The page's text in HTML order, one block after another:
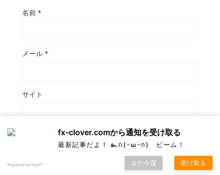
名前 *
メール *
サイト
次回のコメントで使用するためブラウザーに自分の名
前、メールアドレス、サイトを保存する。
fx-clover.comから通知を受け取る
最新記事だよ！ ๛ก(ｰ̀ωｰ́ก) ビーム！
Powered by Push7 また今度 受け取る